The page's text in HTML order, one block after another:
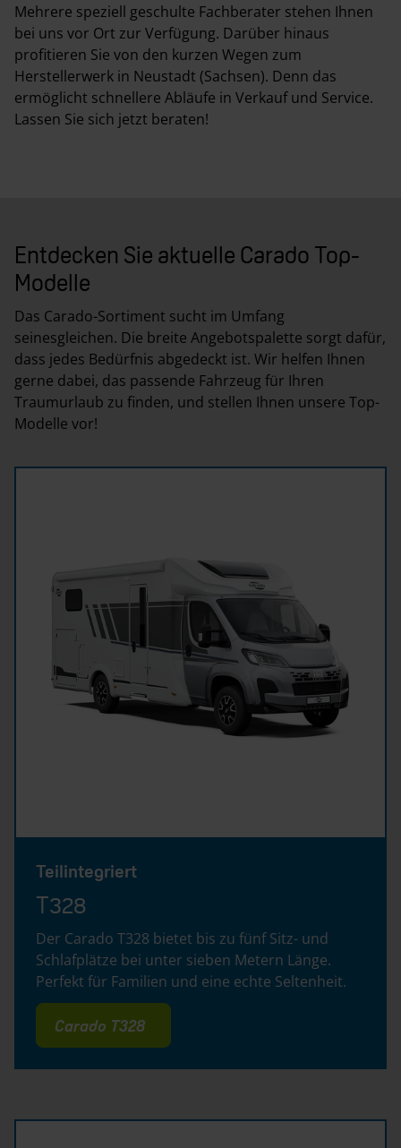
Mehrere speziell geschulte Fachberater stehen Ihnen
bei uns vor Ort zur Verfügung. Darüber hinaus
profitieren Sie von den kurzen Wegen zum
Herstellerwerk in Neustadt (Sachsen). Denn das
ermöglicht schnellere Abläufe in Verkauf und Service.
Lassen Sie sich jetzt beraten!
Entdecken Sie aktuelle Carado Top-
Modelle
Das Carado-Sortiment sucht im Umfang
seinesgleichen. Die breite Angebotspalette sorgt dafür,
dass jedes Bedürfnis abgedeckt ist. Wir helfen Ihnen
gerne dabei, das passende Fahrzeug für Ihren
Traumurlaub zu finden, und stellen Ihnen unsere Top-
Modelle vor!
Teilintegriert
T328
Der Carado T328 bietet bis zu fünf Sitz- und
Schlafplätze bei unter sieben Metern Länge.
Perfekt für Familien und eine echte Seltenheit.
Carado T328